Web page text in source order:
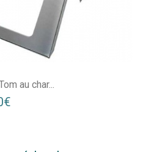
au char...